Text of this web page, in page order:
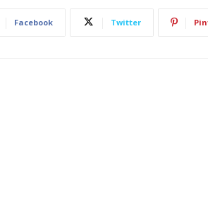
Facebook Twitter